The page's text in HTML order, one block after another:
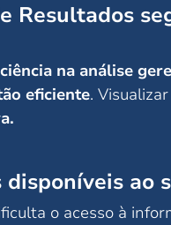
Resultados
na análise
eficiente.
ao
o acesso à